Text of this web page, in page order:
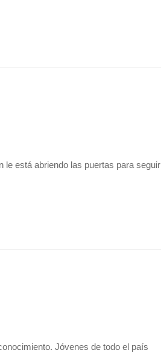
le está abriendo las puertas para seguir
Jóvenes de todo el país